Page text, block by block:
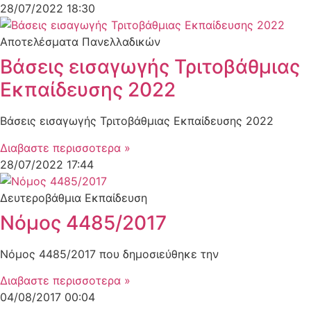
28/07/2022 18:30
Αποτελέσματα Πανελλαδικών
Βάσεις εισαγωγής Τριτοβάθμιας
Εκπαίδευσης 2022
Βάσεις εισαγωγής Τριτοβάθμιας Εκπαίδευσης 2022
Διαβαστε περισσοτερα »
28/07/2022 17:44
Δευτεροβάθμια Εκπαίδευση
Νόμος 4485/2017
Νόμος 4485/2017 που δημοσιεύθηκε την
Διαβαστε περισσοτερα »
04/08/2017 00:04